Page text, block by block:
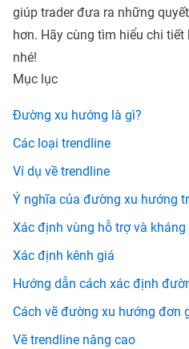
giúp trader đưa ra những
hơn. Hãy cùng tìm hiểu chi
nhé!
Mục lục
Đường xu hướng là gì?
Các loại trendline
Ví dụ về trendline
Ý nghĩa của đường xu hướng
Xác định vùng hỗ trợ và kháng
Xác định kênh giá
Hướng dẫn cách xác định
Cách vẽ đường xu hướng đơn
Vẽ trendline nâng cao